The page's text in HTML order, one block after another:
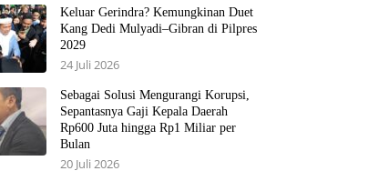
Keluar Gerindra? Kemungkinan Duet
Kang Dedi Mulyadi–Gibran di Pilpres
2029
24 Juli 2026
Sebagai Solusi Mengurangi Korupsi,
Sepantasnya Gaji Kepala Daerah
Rp600 Juta hingga Rp1 Miliar per
Bulan
20 Juli 2026